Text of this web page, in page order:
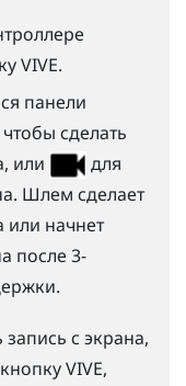
VIVE.
панели
чтобы сделать
или
для
Шлем сделает
или начнет
после 3-
с экрана,
VIVE,